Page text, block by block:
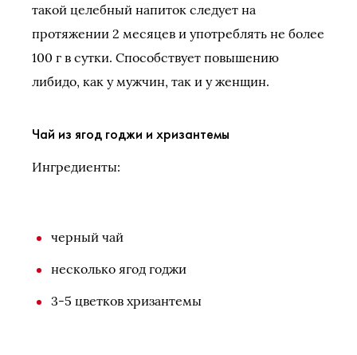
такой целебный напиток следует на
протяжении 2 месяцев и употреблять не более
100 г в сутки. Способствует повышению
либидо, как у мужчин, так и у женщин.
Чай из ягод годжи и хризантемы
Ингредиенты:
черный чай
несколько ягод годжи
3-5 цветков хризантемы